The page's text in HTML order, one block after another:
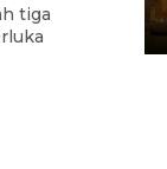
tiga